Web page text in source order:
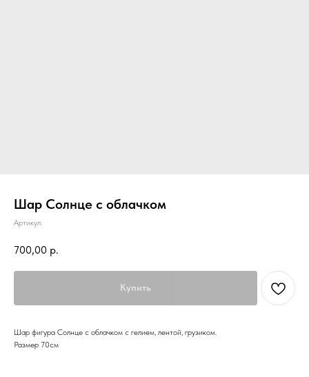
Шар Солнце с облачком
Артикул:
700,00 р.
Купить
Шар фигура Солнце с облачком с гелием, лентой, грузиком.
Размер 70см